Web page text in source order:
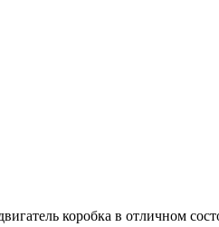
коробка в отличном